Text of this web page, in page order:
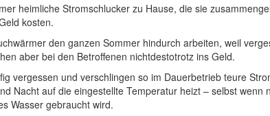
heimliche Stromschlucker zu Hause, die sie
kosten.
den ganzen Sommer hindurch arbeiten, weil
aber bei den Betroffenen nichtdestotrotz ins Geld.
vergessen und verschlingen so im Dauerbetrieb teure
Nacht auf die eingestellte Temperatur heizt – selbst wenn
Wasser gebraucht wird.